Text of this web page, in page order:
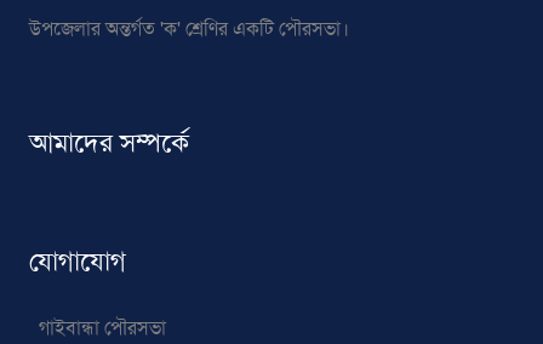
উপজেলার অন্তর্গত 'ক' শ্রেণির একটি পৌরসভা।
আমাদের সম্পর্কে
যোগাযোগ
গাইবান্ধা পৌরসভা